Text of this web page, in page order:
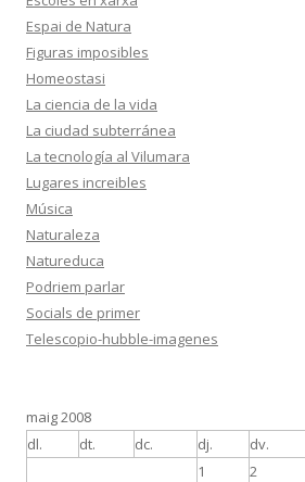
Espai de Natura
Figuras imposibles
Homeostasi
La ciencia de la vida
La ciudad subterránea
La tecnología al Vilumara
Lugares increibles
Música
Naturaleza
Natureduca
Podriem parlar
Socials de primer
Telescopio-hubble-imagenes
maig 2008
dl.
dt. dc. dj. dv.
1 2